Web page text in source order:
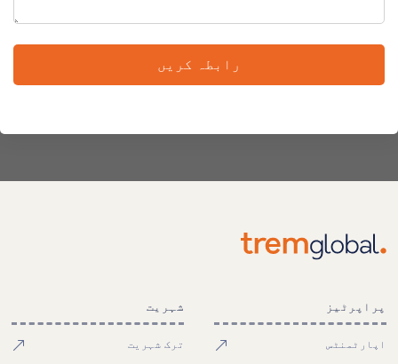
رابطہ کریں
پراپرٹیز
اپارٹمنٹس
شہریت
ترک شہریت